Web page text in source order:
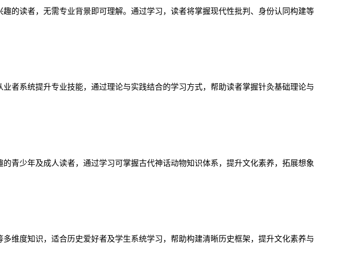
的读者，无需专业背景即可理解。通过学习，读者将掌握现代性批判、身份认同构建等
者系统提升专业技能，通过理论与实践结合的学习方式，帮助读者掌握针灸基础理论与
青少年及成人读者，通过学习可掌握古代神话动物知识体系，提升文化素养，拓展想象
维度知识，适合历史爱好者及学生系统学习，帮助构建清晰历史框架，提升文化素养与